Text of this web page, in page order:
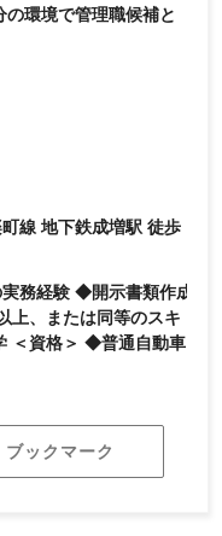
の環境で管理職候補と
町線 地下鉄成増駅 徒歩
務経験 ◆開示書類作成
上、または同等のスキ
ブックマーク